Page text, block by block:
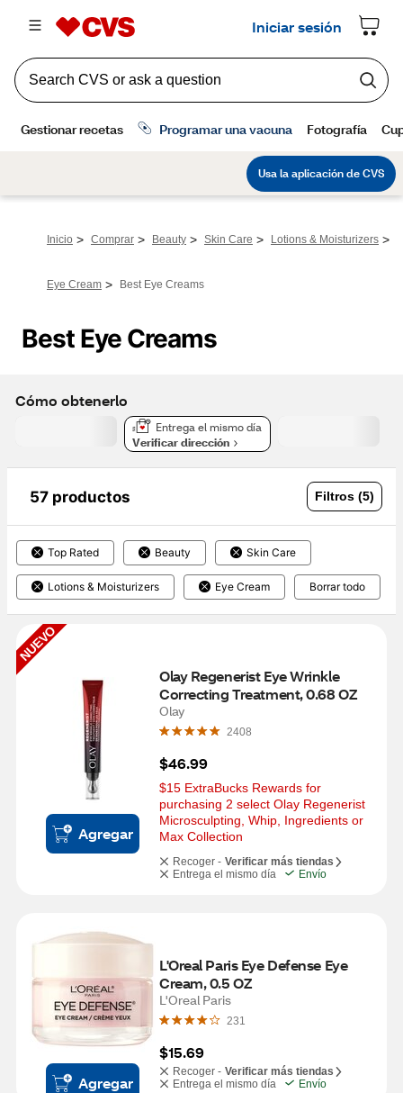
Inicio > Comprar > Beauty > Skin Care > Lotions & Moisturizers >
Eye Cream > Best Eye Creams
Best Eye Creams
Cómo obtenerlo
Entrega el mismo día
Verificar dirección
57 productos Filtros (5)
Top Rated Beauty Skin Care
Lotions & Moisturizers Eye Cream Borrar todo
NUEVO
Agregar
Olay Regenerist Eye Wrinkle
Correcting Treatment, 0.68 OZ
Olay
2408
$46.99
$15 ExtraBucks Rewards for
purchasing 2 select Olay Regenerist
Microsculpting, Whip, Ingredients or
Max Collection
Recoger - Verificar más tiendas
Entrega el mismo día
Envío
Agregar
L'Oreal Paris Eye Defense Eye
Cream, 0.5 OZ
L'Oreal Paris
231
$15.69
Recoger - Verificar más tiendas
Entrega el mismo día
Envío